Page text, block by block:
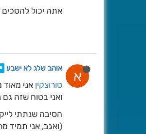
אתה יכול
א אוהב שלג לא ישבע
סורוצקין אני מאוד
ואני בטוח שזה גם
הסיבה שנתתי
(ואגב, אני תמיד